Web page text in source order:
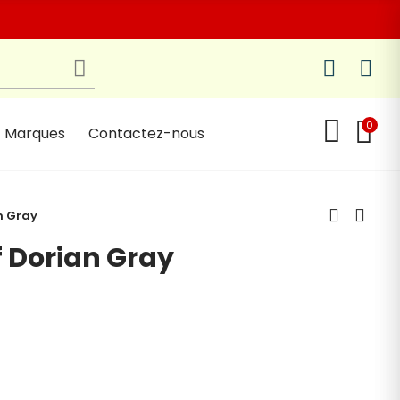
Marques Contactez-nous 0
Gray
Gray